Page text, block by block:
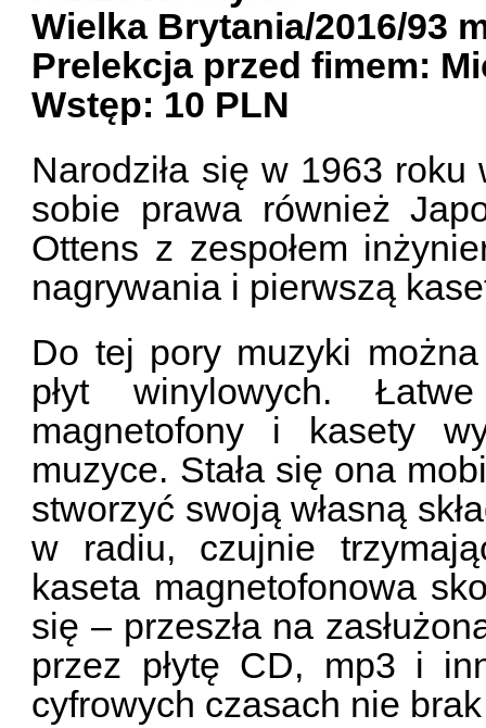
Wielka Brytania/2016/93
Prelekcja przed fimem:
Wstęp: 10 PLN
Narodziła się w 1963
sobie prawa również
Ottens z zespołem
nagrywania i pierwszą
Do tej pory muzyki
płyt winylowych.
magnetofony i kasety
muzyce. Stała się ona
stworzyć swoją własną
w radiu, czujnie
kaseta magnetofonowa
się – przeszła na
przez płytę CD, mp3 i
cyfrowych czasach nie